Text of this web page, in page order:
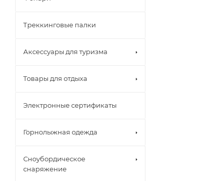
Треккинговые палки
Аксессуары для туризма
Товары для отдыха
Электронные сертификаты
Горнолыжная одежда
Сноубордическое
снаряжение